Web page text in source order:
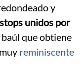
y
unidos por
que obtiene
reminiscente